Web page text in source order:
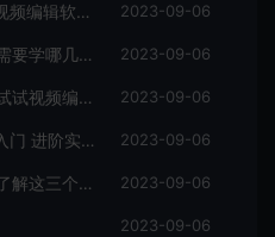
Adobe Prelude CC2022Pl视频编辑软件中文直装版 2023-09-06
萌新小白的提问，影视剪辑需要学哪几个软件？ 2023-09-06
怎样给自己的视频换背景？试试视频编辑软件 2023-09-06
(超清)2023 React 18 系统入门 进阶实战《欢乐购》 2023-09-06
视频截取软件有哪些？带你了解这三个视频编辑软件 2023-09-06
2023-09-06